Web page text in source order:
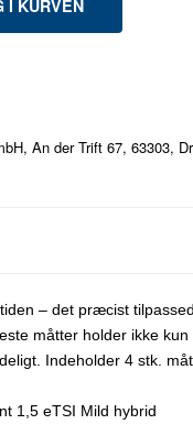
An der Trift 67, 63303,
– det præcist
måtter holder ikke
Indeholder 4 stk.
1,5 eTSI Mild hybrid